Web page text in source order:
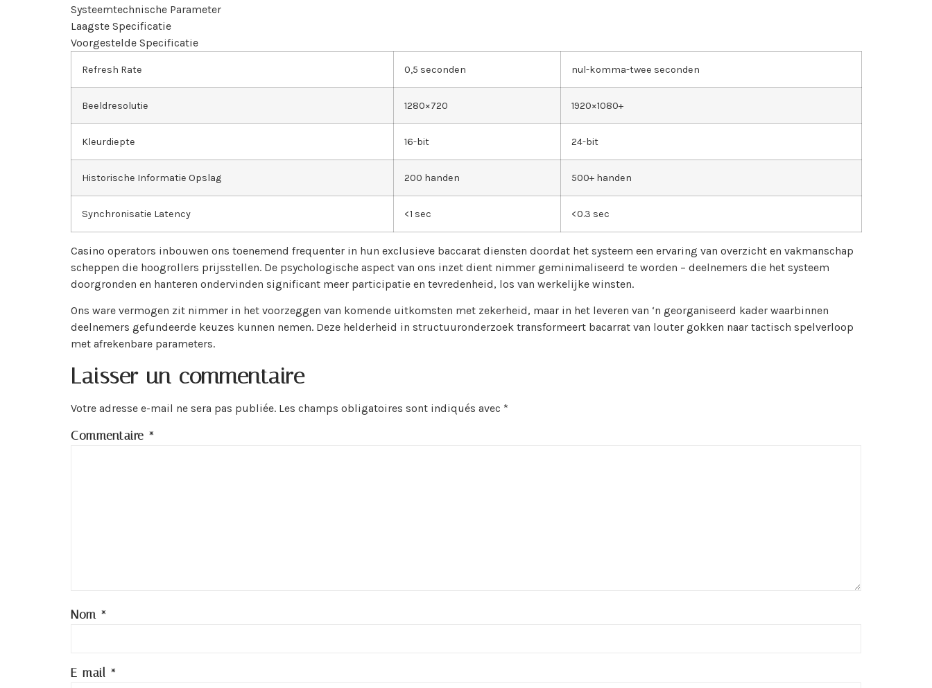
Systeemtechnische Parameter
Laagste Specificatie
Voorgestelde Specificatie
Refresh Rate 0,5 seconden nul-komma-twee seconden
Beeldresolutie 1280×720 1920×1080+
Kleurdiepte 16-bit 24-bit
Historische Informatie Opslag 200 handen 500+ handen
Synchronisatie Latency <1 sec <0.3 sec
Casino operators inbouwen ons toenemend frequenter in hun exclusieve baccarat diensten doordat het systeem een ervaring van overzicht en vakmanschap
scheppen die hoogrollers prijsstellen. De psychologische aspect van ons inzet dient nimmer geminimaliseerd te worden – deelnemers die het systeem
doorgronden en hanteren ondervinden significant meer participatie en tevredenheid, los van werkelijke winsten.
Ons ware vermogen zit nimmer in het voorzeggen van komende uitkomsten met zekerheid, maar in het leveren van ‘n georganiseerd kader waarbinnen
deelnemers gefundeerde keuzes kunnen nemen. Deze helderheid in structuuronderzoek transformeert bacarrat van louter gokken naar tactisch spelverloop
met afrekenbare parameters.
Laisser un commentaire
Votre adresse e-mail ne sera pas publiée. Les champs obligatoires sont indiqués avec *
Commentaire *
Nom *
E-mail *